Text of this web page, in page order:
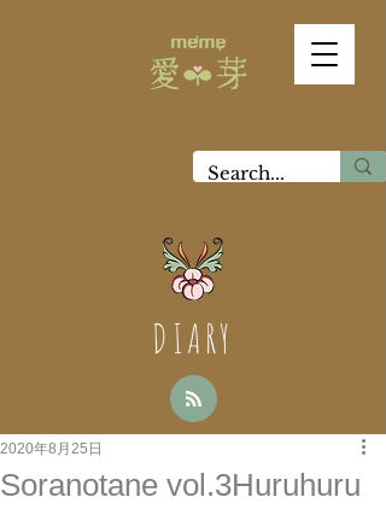
DIARY
Soranotane vol.3Huruhuru
2020年8月25日